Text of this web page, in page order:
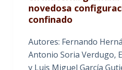
novedosa
confinado
Autores: Fernando
Antonio Soria Verdugo,
y Luis Miguel García